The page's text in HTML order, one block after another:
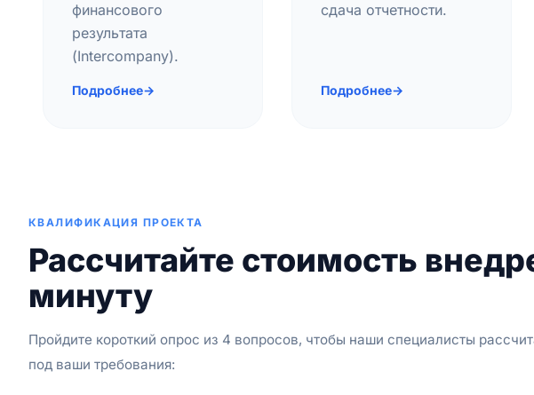
финансового
результата
(Intercompany).
Подробнее→
сдача отчетности.
Подробнее→
КВАЛИФИКАЦИЯ ПРОЕКТА
Рассчитайте стоимость
минуту
Пройдите короткий опрос из 4 вопросов, чтобы наши специалисты
под ваши требования: